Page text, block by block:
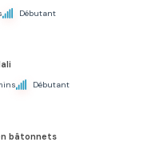
Débutant
Débutant
bâtonnets